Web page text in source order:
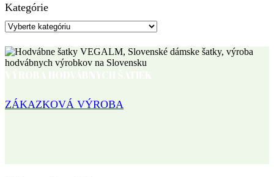
Kategórie
ZÁKAZKOVÁ VÝROBA